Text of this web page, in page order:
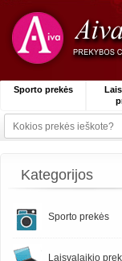
Sporto prekės
Kategorijos
Sporto prekės
Laisvalaikio